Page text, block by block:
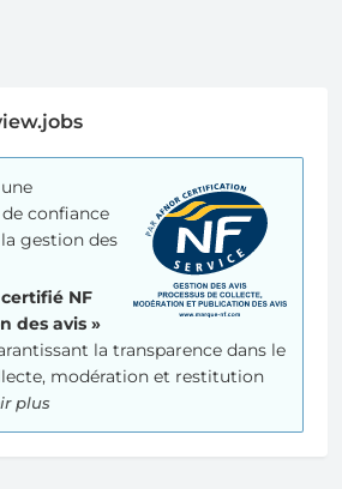
confiance
gestion des
certifié NF
des avis »
la transparence dans le
modération et restitution
plus